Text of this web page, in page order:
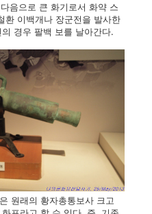
음으로 큰 화기로서 화약 스
환 이백개나 장군전을 발사한
경우 팔백 보를 날아간다.
원래의 황자총통보사 크고